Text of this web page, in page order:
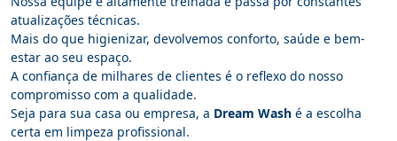
atualizações técnicas.
Mais do que higienizar, devolvemos conforto, saúde e bem-
estar ao seu espaço.
A confiança de milhares de clientes é o reflexo do nosso
compromisso com a qualidade.
Seja para sua casa ou empresa, a Dream Wash é a escolha
certa em limpeza profissional.